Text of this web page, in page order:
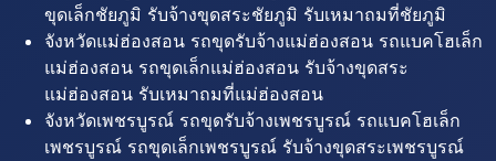
ขุดเล็กชัยภูมิ รับจ้างขุดสระชัยภูมิ รับเหมาถมที่ชัยภูมิ
จังหวัดแม่ฮ่องสอน รถขุดรับจ้างแม่ฮ่องสอน รถแบคโฮเล็ก
แม่ฮ่องสอน รถขุดเล็กแม่ฮ่องสอน รับจ้างขุดสระ
แม่ฮ่องสอน รับเหมาถมที่แม่ฮ่องสอน
จังหวัดเพชรบูรณ์ รถขุดรับจ้างเพชรบูรณ์ รถแบคโฮเล็ก
เพชรบูรณ์ รถขุดเล็กเพชรบูรณ์ รับจ้างขุดสระเพชรบูรณ์